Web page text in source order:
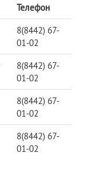
Телефон
8(8442) 67-
01-02
8(8442) 67-
01-02
8(8442) 67-
01-02
8(8442) 67-
01-02